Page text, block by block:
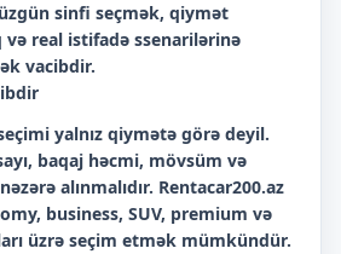
sinfi seçmək, qiymət
real istifadə ssenarilərinə
vacibdir.
yalnız qiymətə görə deyil.
baqaj həcmi, mövsüm və
alınmalıdır. Rentacar200.az
business, SUV, premium və
üzrə seçim etmək mümkündür.